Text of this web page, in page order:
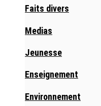
Faits divers
Medias
Jeunesse
Enseignement
Environnement